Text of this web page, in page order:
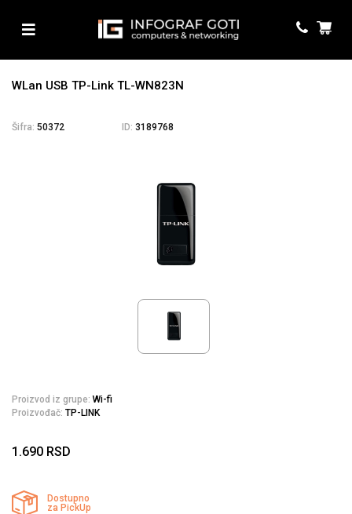
WLan USB TP-Link TL-WN823N
Šifra: 50372 ID: 3189768
Proizvod iz grupe: Wi-fi
Proizvođač: TP-LINK
1.690 RSD
Dostupno
za PickUp